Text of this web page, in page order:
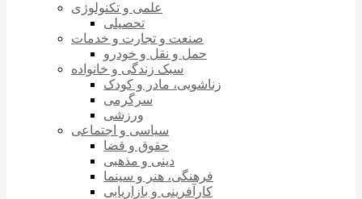
علمی و تکنولوژی
تحصیلی
صنعت و تجارت و خدمات
حمل و نقل و خودرو
سبک زندگی و خانواده
زناشویی، مادر و کودک
سرگرمی
ورزشی
سیاسی و اجتماعی
حقوق و قضا
دینی و مذهبی
فرهنگی، هنر و سینما
کارآفرینی و بازاریابی